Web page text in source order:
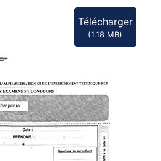
Télécharger
(1.18 MB)